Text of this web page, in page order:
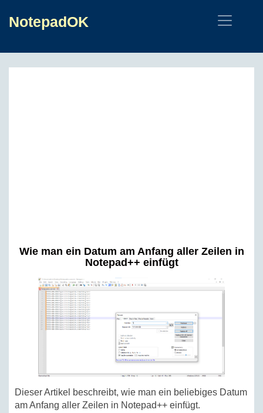
NotepadOK
Wie man ein Datum am Anfang aller Zeilen in
Notepad++ einfügt
Dieser Artikel beschreibt, wie man ein beliebiges Datum
am Anfang aller Zeilen in Notepad++ einfügt.